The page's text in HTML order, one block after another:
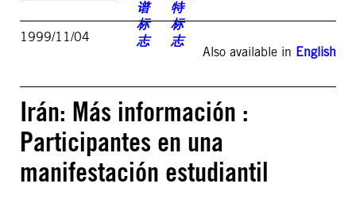
1999/11/04
Also available in English
Irán: Más información :
Participantes en una
manifestación estudiantil